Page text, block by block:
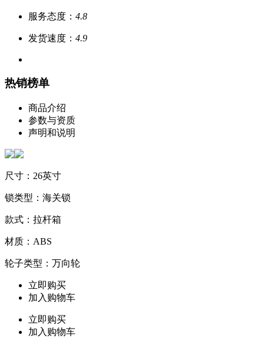
服务态度： 4.8
发货速度： 4.9
热销榜单
商品介绍
参数与资质
声明和说明
尺寸：26英寸
锁类型：海关锁
款式：拉杆箱
材质：ABS
轮子类型：万向轮
立即购买
加入购物车
立即购买
加入购物车